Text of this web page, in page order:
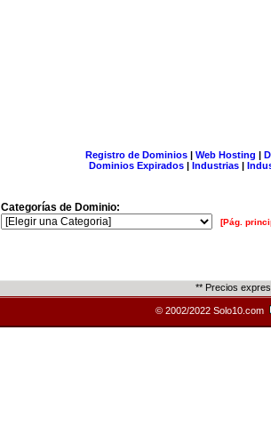
Registro de Dominios| Web Hosting |
Dominios Expirados | Industrias |
Categorías de Dominio:
[Pág.
** Precios
© 2002/2022 Solo10.com